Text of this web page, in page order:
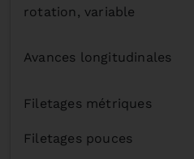
rotation, variable
Avances longitudinales
Filetages métriques
Filetages pouces